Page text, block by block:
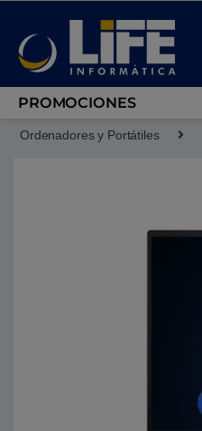
PROMOCIONES
Ordenadores y Portátiles